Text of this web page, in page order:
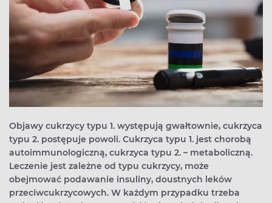
Objawy cukrzycy typu 1. występują gwałtownie, cukrzyca
typu 2. postępuje powoli. Cukrzyca typu 1. jest chorobą
autoimmunologiczną, cukrzyca typu 2. – metaboliczną.
Leczenie jest zależne od typu cukrzycy, może
obejmować podawanie insuliny, doustnych leków
przeciwcukrzycowych. W każdym przypadku trzeba